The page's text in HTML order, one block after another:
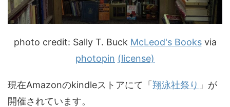
photo credit: Sally T. Buck McLeod's Booksvia
photopin (license)
現在Amazonのkindleストアにて「翔泳社祭り 」が
開催されています。